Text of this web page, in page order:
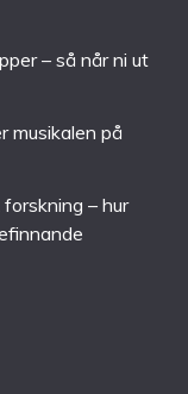
– så når ni ut
musikalen på
– hur